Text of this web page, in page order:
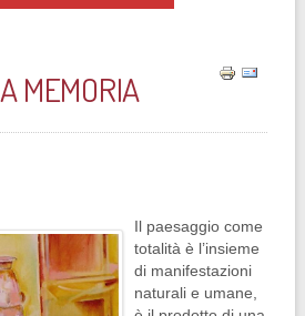
MEMORIA
Il paesaggio come
totalità è l’insieme
di manifestazioni
naturali e umane,